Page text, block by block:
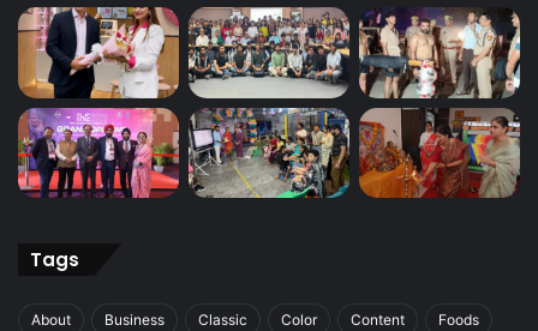
Tags
About Business Classic Color Content Foods